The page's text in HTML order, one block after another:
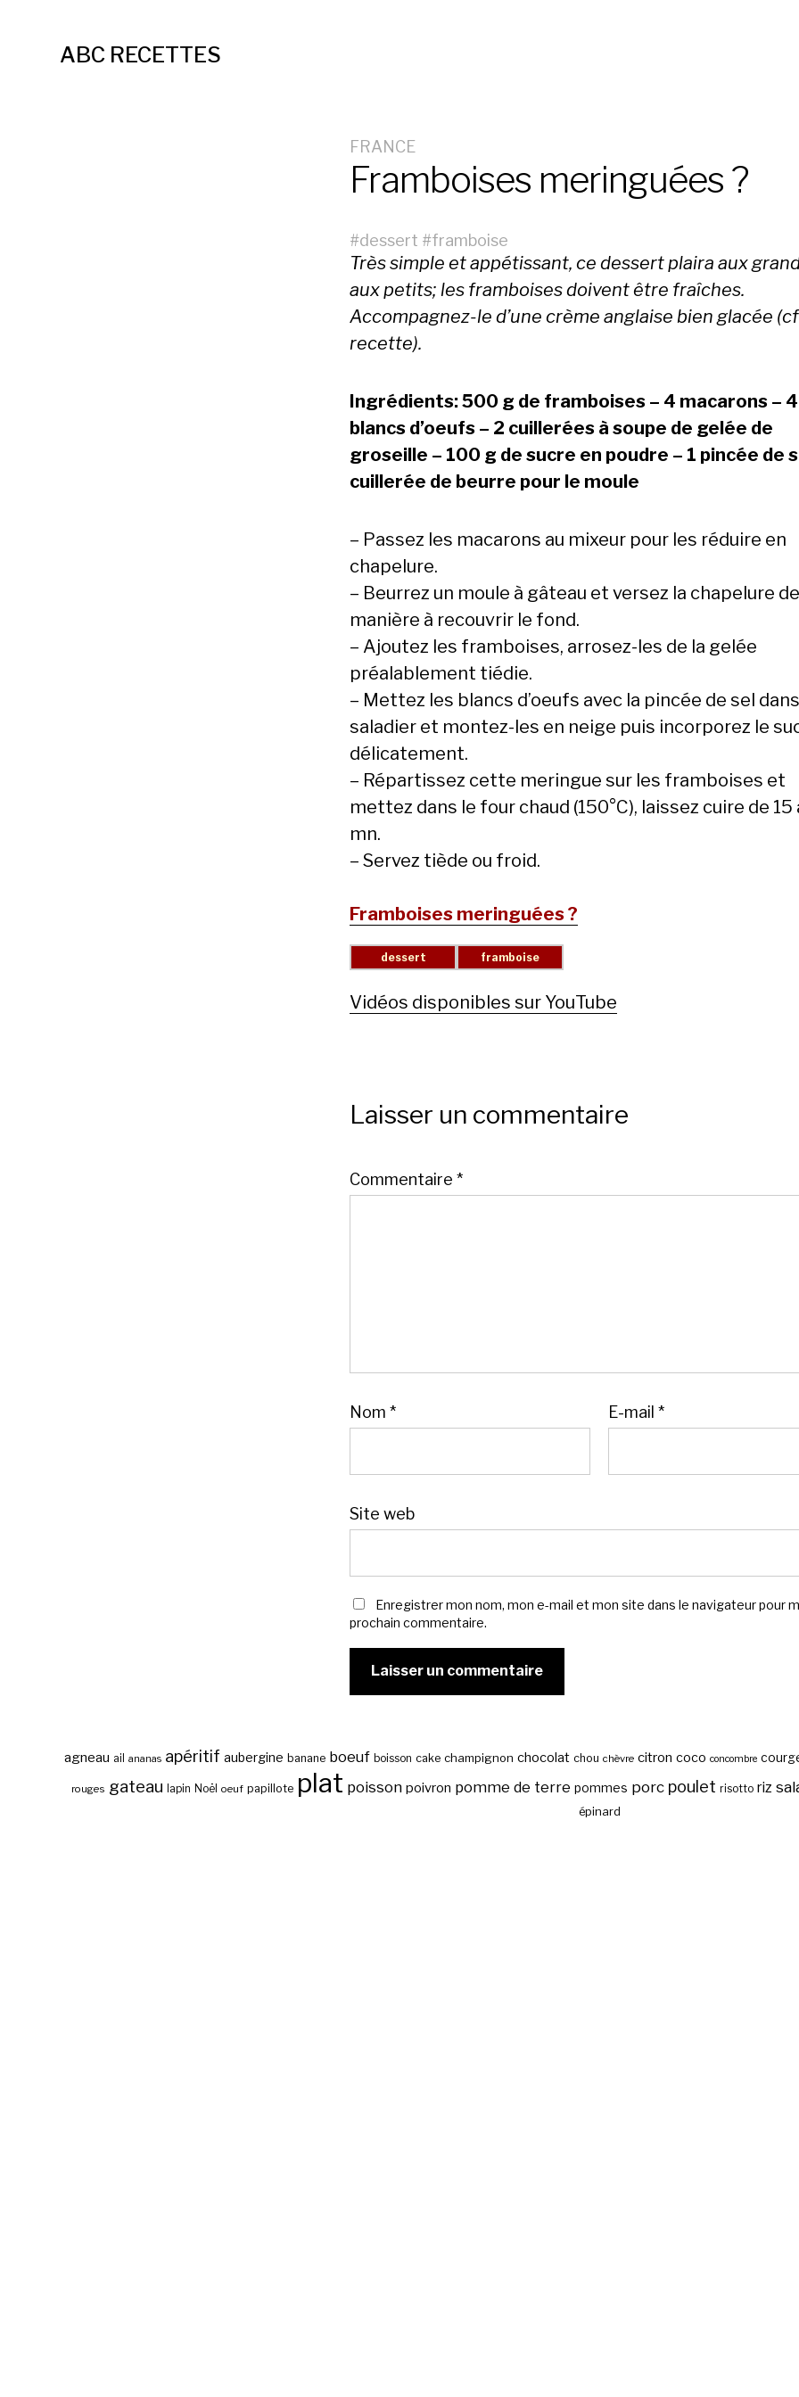
ABC RECETTES
FRANCE
Framboises meringuées ?
#dessert #framboise
Très simple et appétissant, ce dessert plaira aux
aux petits; les framboises doivent être fraîches.
Accompagnez-le d’une crème anglaise bien glacée (cf
recette).
Ingrédients: 500 g de framboises – 4 macarons – 4
blancs d’oeufs – 2 cuillerées à soupe de gelée de
groseille – 100 g de sucre en poudre – 1 pincée de
cuillerée de beurre pour le moule
– Passez les macarons au mixeur pour les réduire en
chapelure.
– Beurrez un moule à gâteau et versez la chapelure de
manière à recouvrir le fond.
– Ajoutez les framboises, arrosez-les de la gelée
préalablement tiédie.
– Mettez les blancs d’oeufs avec la pincée de sel
saladier et montez-les en neige puis incorporez le
délicatement.
– Répartissez cette meringue sur les framboises et
mettez dans le four chaud (150°C), laissez cuire de 15
mn.
– Servez tiède ou froid.
Framboises meringuées ?
Vidéos disponibles sur YouTube
Laisser un commentaire
Commentaire *
Nom * E-mail *
Site web
Enregistrer mon nom, mon e-mail et mon site dans le navigateur pour
prochain commentaire.
agneau ail ananas apéritif aubergine banane boeuf boisson cake champignon chocolat chou chèvre citron coco concombre
rouges gateau lapin Noël oeuf papillote plat poisson poivron pomme de terre pommes porc poulet risotto riz
épinard